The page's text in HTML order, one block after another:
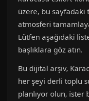
üzere, bu
atmosferi
Lütfen aşağıdaki
başlıklara göz atın.
Bu dijital arşiv,
her şeyi derli toplu
planlıyor olun, ister